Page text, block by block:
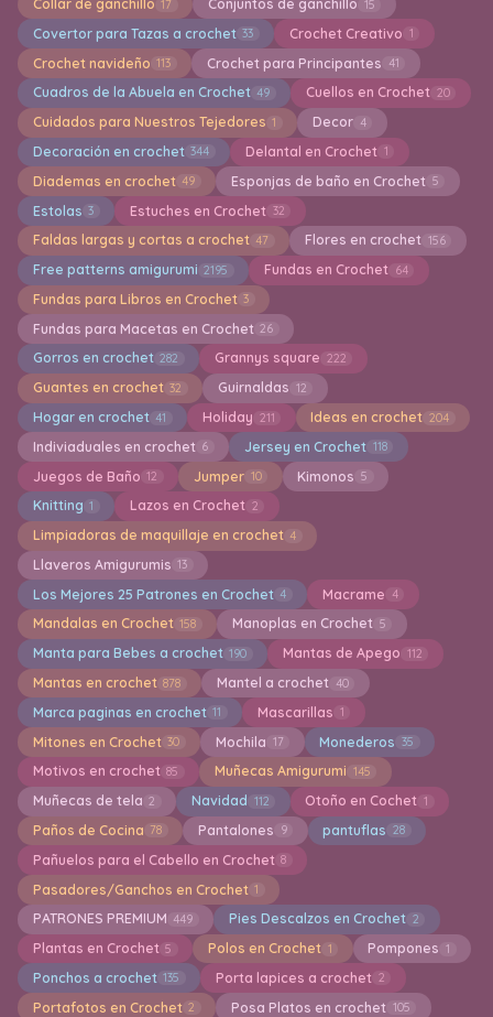
Collar de ganchillo 17 Conjuntos de ganchillo 15
Covertor para Tazas a crochet 33 Crochet Creativo 1
Crochet navideño 113 Crochet para Principantes 41
Cuadros de la Abuela en Crochet 49 Cuellos en Crochet 20
Cuidados para Nuestros Tejedores 1 Decor 4
Decoración en crochet 344 Delantal en Crochet 1
Diademas en crochet 49 Esponjas de baño en Crochet 5
Estolas 3 Estuches en Crochet 32
Faldas largas y cortas a crochet 47 Flores en crochet 156
Free patterns amigurumi 2195 Fundas en Crochet 64
Fundas para Libros en Crochet 3
Fundas para Macetas en Crochet 26
Gorros en crochet 282 Grannys square 222
Guantes en crochet 32 Guirnaldas 12
Hogar en crochet 41 Holiday 211 Ideas en crochet 204
Indiviaduales en crochet 6 Jersey en Crochet 118
Juegos de Baño 12 Jumper 10 Kimonos 5
Knitting 1 Lazos en Crochet 2
Limpiadoras de maquillaje en crochet 4
Llaveros Amigurumis 13
Los Mejores 25 Patrones en Crochet 4 Macrame 4
Mandalas en Crochet 158 Manoplas en Crochet 5
Manta para Bebes a crochet 190 Mantas de Apego 112
Mantas en crochet 878 Mantel a crochet 40
Marca paginas en crochet 11 Mascarillas 1
Mitones en Crochet 30 Mochila 17 Monederos 35
Motivos en crochet 85 Muñecas Amigurumi 145
Muñecas de tela 2 Navidad 112 Otoño en Cochet 1
Paños de Cocina 78 Pantalones 9 pantuflas 28
Pañuelos para el Cabello en Crochet 8
Pasadores/Ganchos en Crochet 1
PATRONES PREMIUM 449 Pies Descalzos en Crochet 2
Plantas en Crochet 5 Polos en Crochet 1 Pompones 1
Ponchos a crochet 135 Porta lapices a crochet 2
Portafotos en Crochet 2 Posa Platos en crochet 105